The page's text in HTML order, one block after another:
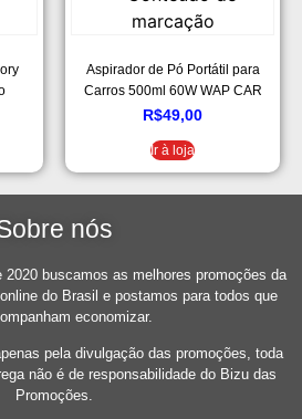
Aspirador de Pó Portátil para
Carros 500ml 60W WAP CAR
12V
R$49,00
Ir à loja
nós
2020 buscamos as melhores promoções da
do Brasil e postamos para todos que
economizar.
pela divulgação das promoções, toda
não é de responsabilidade do Bizu das
Promoções.